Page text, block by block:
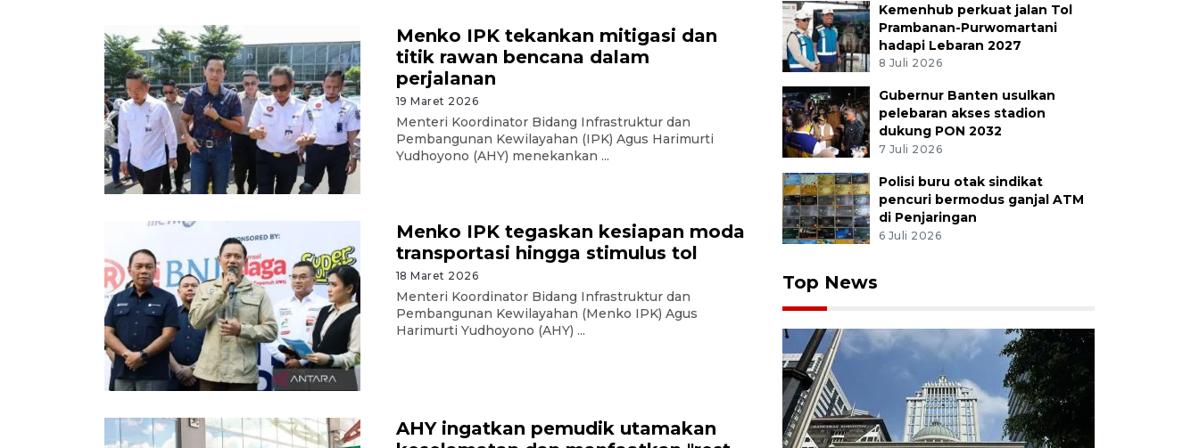
Menko IPK tekankan mitigasi dan
titik rawan bencana dalam
perjalanan
19 Maret 2026
Menteri Koordinator Bidang Infrastruktur dan
Pembangunan Kewilayahan (IPK) Agus Harimurti
Yudhoyono (AHY) menekankan ...
Menko IPK tegaskan kesiapan moda
transportasi hingga stimulus tol
18 Maret 2026
Menteri Koordinator Bidang Infrastruktur dan
Pembangunan Kewilayahan (Menko IPK) Agus
Harimurti Yudhoyono (AHY) ...
AHY ingatkan pemudik utamakan
Kemenhub perkuat jalan Tol
Prambanan-Purwomartani
hadapi Lebaran 2027
8 Juli 2026
Gubernur Banten usulkan
pelebaran akses stadion
dukung PON 2032
7 Juli 2026
Polisi buru otak sindikat
pencuri bermodus ganjal ATM
di Penjaringan
6 Juli 2026
Top News